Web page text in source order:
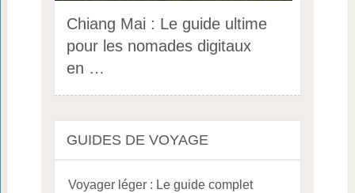
Chiang Mai : Le guide ultime
pour les nomades digitaux
en …
GUIDES DE VOYAGE
Voyager léger : Le guide complet